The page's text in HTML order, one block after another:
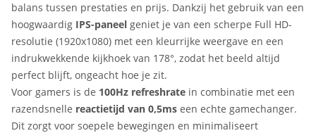
balans tussen prestaties en prijs. Dankzij het gebruik van een
hoogwaardig IPS-paneel geniet je van een scherpe Full HD-
resolutie (1920x1080) met een kleurrijke weergave en een
indrukwekkende kijkhoek van 178°, zodat het beeld altijd
perfect blijft, ongeacht hoe je zit.
Voor gamers is de 100Hz refreshrate in combinatie met een
razendsnelle reactietijd van 0,5ms een echte gamechanger.
Dit zorgt voor soepele bewegingen en minimaliseert